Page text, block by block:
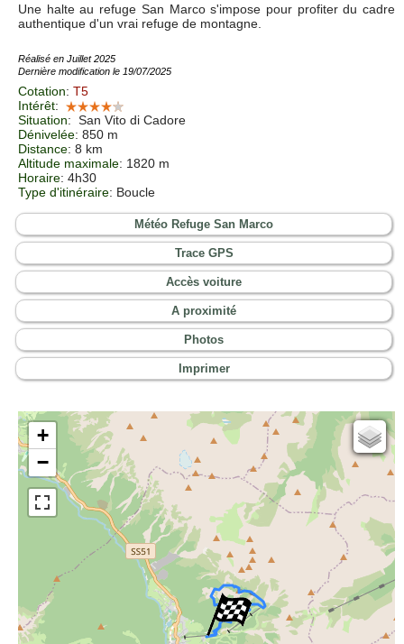
Une halte au refuge San Marco s'impose pour profiter du cadre
authentique d'un vrai refuge de montagne.
Réalisé en Juillet 2025
Dernière modification le 19/07/2025
Cotation: T5
Intérêt:
Situation: San Vito di Cadore
Dénivelée: 850 m
Distance: 8 km
Altitude maximale: 1820 m
Horaire: 4h30
Type d'itinéraire: Boucle
Météo Refuge San Marco
Trace GPS
Accès voiture
A proximité
Photos
Imprimer
+
−
Cartes IGN
Open Topo Map
Open Street Map
ESRI Word Imagery